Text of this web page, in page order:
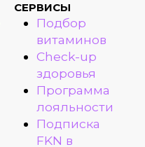
СЕРВИСЫ
Подбор
витаминов
Check-up
здоровья
Программа
лояльности
Подписка
FKN в